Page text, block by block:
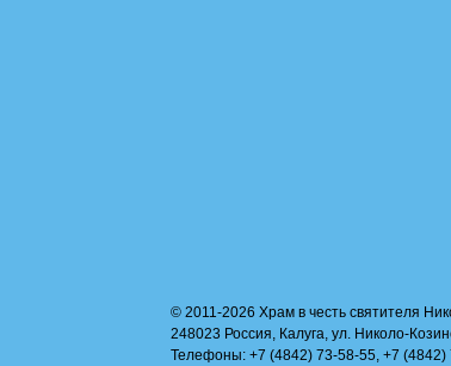
© 2011-2026 Храм в честь святителя
248023 Россия, Калуга, ул. Николо-
Телефоны: +7 (4842) 73-58-55, +7 (4842)